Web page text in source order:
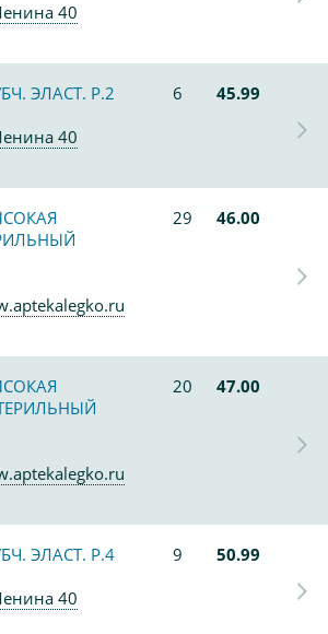
40
ЭЛАСТ. Р.2 6
45.99
40
29 46.00
20 47.00
ЭЛАСТ. Р.4 9
50.99
40